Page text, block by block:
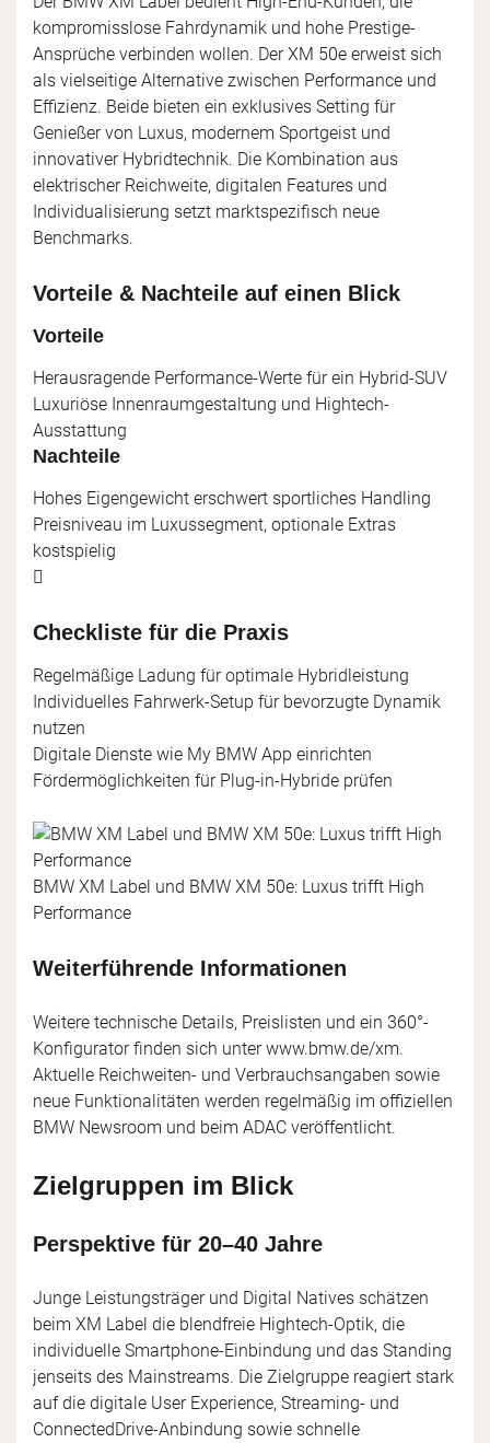
kompromisslose Fahrdynamik und hohe Prestige-
Ansprüche verbinden wollen. Der XM 50e erweist sich
als vielseitige Alternative zwischen Performance und
Effizienz. Beide bieten ein exklusives Setting für
Genießer von Luxus, modernem Sportgeist und
innovativer Hybridtechnik. Die Kombination aus
elektrischer Reichweite, digitalen Features und
Individualisierung setzt marktspezifisch neue
Benchmarks.
Vorteile & Nachteile auf einen Blick
Vorteile
Herausragende Performance-Werte für ein Hybrid-SUV
Luxuriöse Innenraumgestaltung und Hightech-
Ausstattung
Nachteile
Hohes Eigengewicht erschwert sportliches Handling
Preisniveau im Luxussegment, optionale Extras
kostspielig
Checkliste für die Praxis
Regelmäßige Ladung für optimale Hybridleistung
Individuelles Fahrwerk-Setup für bevorzugte Dynamik
nutzen
Digitale Dienste wie My BMW App einrichten
Fördermöglichkeiten für Plug-in-Hybride prüfen
BMW XM Label und BMW XM 50e: Luxus trifft High
Performance
Weiterführende Informationen
Weitere technische Details, Preislisten und ein 360°-
Konfigurator finden sich unter www.bmw.de/xm.
Aktuelle Reichweiten- und Verbrauchsangaben sowie
neue Funktionalitäten werden regelmäßig im offiziellen
BMW Newsroom und beim ADAC veröffentlicht.
Zielgruppen im Blick
Perspektive für 20–40 Jahre
Junge Leistungsträger und Digital Natives schätzen
beim XM Label die blendfreie Hightech-Optik, die
individuelle Smartphone-Einbindung und das Standing
jenseits des Mainstreams. Die Zielgruppe reagiert stark
auf die digitale User Experience, Streaming- und
ConnectedDrive-Anbindung sowie schnelle